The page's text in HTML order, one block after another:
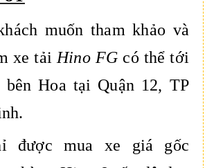
muốn tham khảo và
xe tải Hino FG có thể tới
bên Hoa tại Quận 12, TP
được mua xe giá gốc